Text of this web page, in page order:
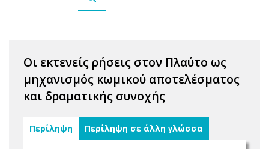
Οι εκτενείς ρήσεις στον Πλαύτο ως
μηχανισμός κωμικού αποτελέσματος
και δραματικής συνοχής
Περίληψη Περίληψη σε άλλη γλώσσα